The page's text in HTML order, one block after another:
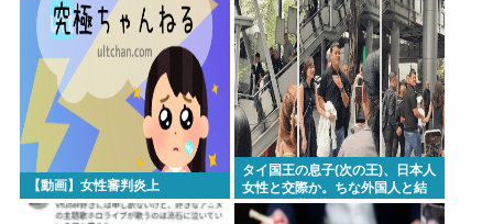
【動画】女性審判炎上
タイ国王の息子(次の王)、日本人
女性と交際か。ちな外国人と結
婚すれば継承権剥奪